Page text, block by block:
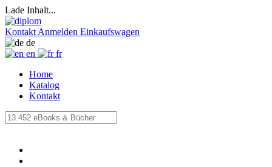
Lade Inhalt...
Kontakt Anmelden Einkaufswagen
de
en
fr
Home
Katalog
Kontakt